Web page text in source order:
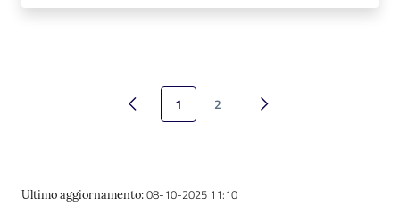
Pagina precedente
1 2 Pagina successiva
Ultimo aggiornamento:08-10-2025 11:10